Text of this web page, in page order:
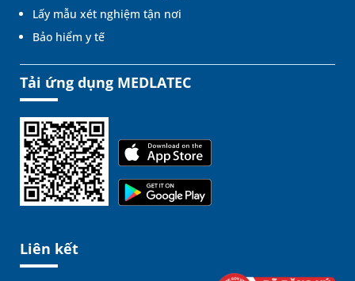
Lấy mẫu xét nghiệm tận nơi
Bảo hiểm y tế
Tải ứng dụng MEDLATEC
Liên kết